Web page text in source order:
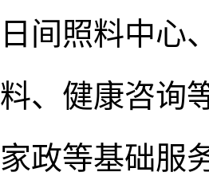
日间照料中心
料、健康咨询
家政等基础服